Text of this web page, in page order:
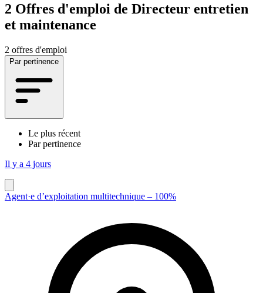
2 Offres d'emploi de Directeur entretien
et maintenance
2 offres d'emploi
Par pertinence
Le plus récent
Par pertinence
Il y a 4 jours
Agent·e d’exploitation multitechnique – 100%